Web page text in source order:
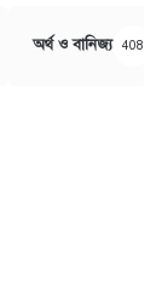
অর্থ ও বানিজ্য 408